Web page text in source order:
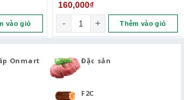
Mao nguyên chất 100% thiên nhiên số
vào giỏ
160,000₫
Tinh dầu bạc hà nguyên
Thêm vào giỏ
Onmart Đặc sản
F2C